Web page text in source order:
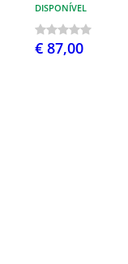
DISPONÍVEL
€ 87,00